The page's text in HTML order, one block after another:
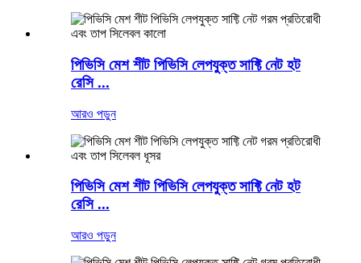
পিভিসি মেশ শীট পিভিসি লেপযুক্ত সাফ্টি নেট হট
রেসি ...
আরও পড়ুন
পিভিসি মেশ শীট পিভিসি লেপযুক্ত সাফ্টি নেট হট
রেসি ...
আরও পড়ুন